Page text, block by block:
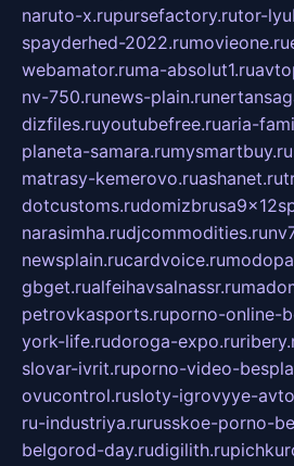
naruto-x.rupursefactory.rutor-
spayderhed-2022.rumovieone.ru
webamator.ruma-absolut1.ru
nv-750.runews-plain.ru
dizfiles.ruyoutubefree.ruaria-
planeta-samara.rumysmartbuy.ru
matrasy-kemerovo.ruashanet.ru
dotcustoms.ru
narasimha.rudjcommodities.ru
newsplain.rucardvoice.ru
gbget.rualfeihavsalnassr.ru
petrovkasports.ruporno-online-
york-life.rudoroga-expo.ru
slovar-ivrit.ruporno-video-
ovucontrol.rusloty-igrovyye-
ru-industriya.rurusskoe-porno-
belgorod-day.rudigilith.ru